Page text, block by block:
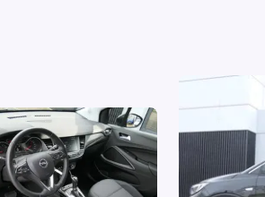
klasse 1(startblokkering)
Systeem